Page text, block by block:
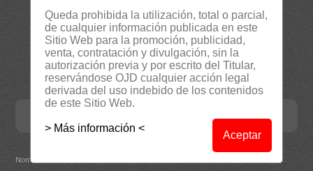
Lista Certificados
RSS
Servicios
Suscripción Newsletter
Nombre
Queda prohibida la utilización, total o parcial,
de cualquier información publicada en este
Sitio Web para la promoción, publicidad,
venta, contratación y divulgación, sin la
autorización previa y por escrito del Titular,
reservándose OJD cualquier acción legal
derivada del uso indebido de los contenidos
de este Sitio Web.
> Más información <
Aceptar